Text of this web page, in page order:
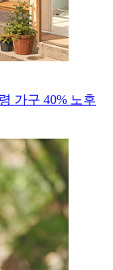
가구 40% 노후